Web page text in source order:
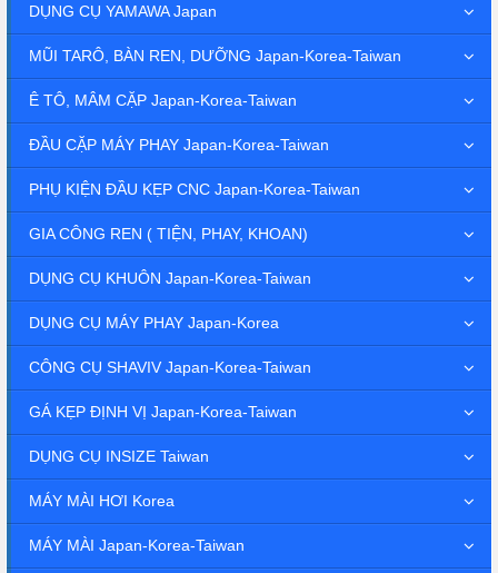
DỤNG CỤ YAMAWA Japan
MŨI TARÔ, BÀN REN, DƯỠNG Japan-Korea-Taiwan
Ê TÔ, MÂM CẶP Japan-Korea-Taiwan
ĐẦU CẶP MÁY PHAY Japan-Korea-Taiwan
PHỤ KIỆN ĐẦU KẸP CNC Japan-Korea-Taiwan
GIA CÔNG REN ( TIỆN, PHAY, KHOAN)
DỤNG CỤ KHUÔN Japan-Korea-Taiwan
DỤNG CỤ MÁY PHAY Japan-Korea
CÔNG CỤ SHAVIV Japan-Korea-Taiwan
GÁ KẸP ĐỊNH VỊ Japan-Korea-Taiwan
DỤNG CỤ INSIZE Taiwan
MÁY MÀI HƠI Korea
MÁY MÀI Japan-Korea-Taiwan